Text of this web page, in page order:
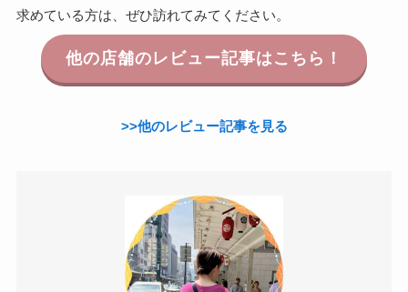
求めている方は、ぜひ訪れてみてください。
他の店舗のレビュー記事はこちら！
>>他のレビュー記事を見る